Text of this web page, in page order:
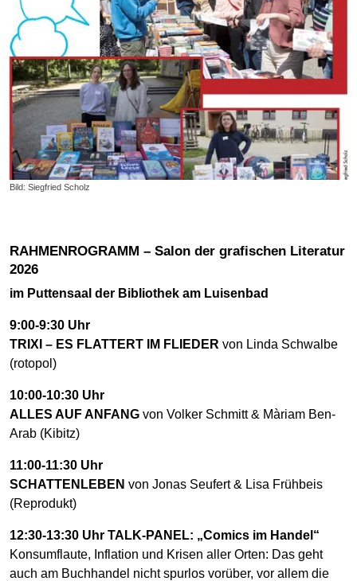
Bild: Siegfried Scholz
RAHMENROGRAMM – Salon der grafischen Literatur
2026
im Puttensaal der Bibliothek am Luisenbad
9:00-9:30 Uhr
TRIXI – ES FLATTERT IM FLIEDER von Linda Schwalbe
(rotopol)
10:00-10:30 Uhr
ALLES AUF ANFANG von Volker Schmitt & Màriam Ben-
Arab (Kibitz)
11:00-11:30 Uhr
SCHATTENLEBEN von Jonas Seufert & Lisa Frühbeis
(Reprodukt)
12:30-13:30 Uhr TALK-PANEL: „Comics im Handel“
Konsumflaute, Inflation und Krisen aller Orten: Das geht
auch am Buchhandel nicht spurlos vorüber, vor allem die